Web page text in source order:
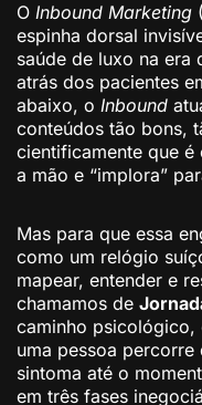
O Inbound Marketing
espinha dorsal
saúde de luxo na era
atrás dos pacientes
abaixo, o Inbound
conteúdos tão bons,
cientificamente que
a mão e “implora”
Mas para que essa
como um relógio
mapear, entender e
chamamos de
caminho psicológico,
uma pessoa
sintoma até o
em três fases